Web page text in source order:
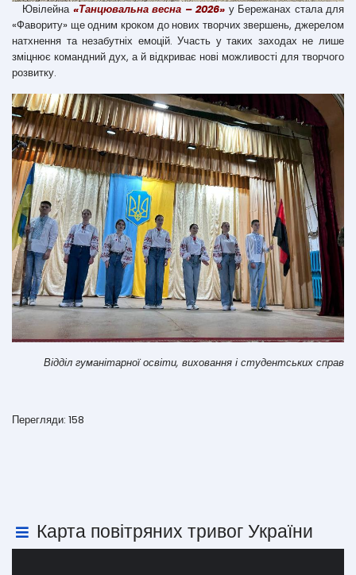
Ювілейна «Танцювальна весна – 2026» у Бережанах стала для
«Фавориту» ще одним кроком до нових творчих звершень, джерелом
натхнення та незабутніх емоцій. Участь у таких заходах не лише
зміцнює командний дух, а й відкриває нові можливості для творчого
розвитку.
Відділ гуманітарної освіти, виховання і студентських справ
Перегляди: 158
Карта повітряних тривог України